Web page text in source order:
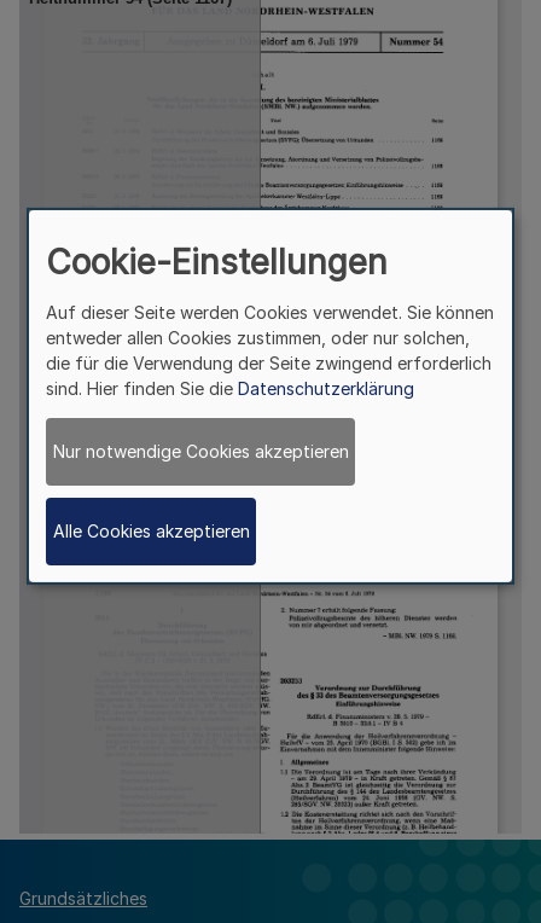
Grundsätzliches
Cookie-Einstellungen
Auf dieser Seite werden Cookies verwendet. Sie können
entweder allen Cookies zustimmen, oder nur solchen,
die für die Verwendung der Seite zwingend erforderlich
sind. Hier finden Sie die Datenschutzerklärung
Nur notwendige Cookies akzeptieren
Alle Cookies akzeptieren